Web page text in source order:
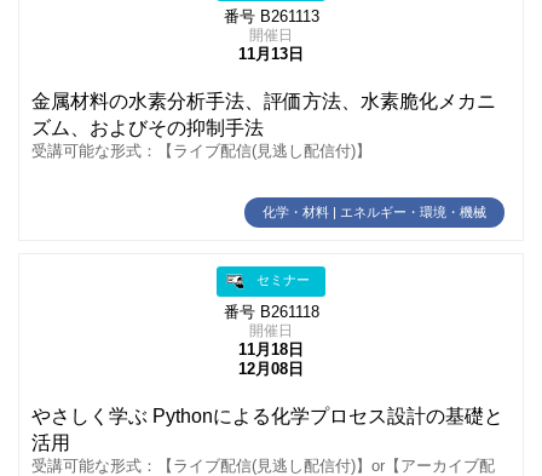
番号 B261113
開催日
11月13日
金属材料の水素分析手法、評価方法、水素脆化メカニ
ズム、およびその抑制手法
受講可能な形式：【ライブ配信(見逃し配信付)】
化学・材料 | エネルギー・環境・機械
セミナー
番号 B261118
開催日
11月18日
12月08日
やさしく学ぶ Pythonによる化学プロセス設計の基礎と
活用
受講可能な形式：【ライブ配信(見逃し配信付)】or【アーカイブ配